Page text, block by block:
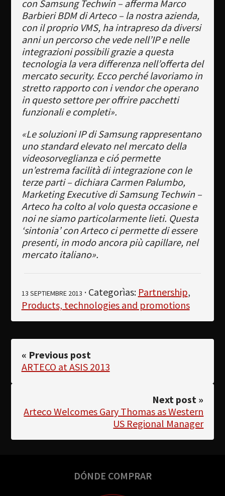
con Samsung Techwin – afferma Marco
Barbieri BDM di Arteco – la nostra azienda,
con il proprio VMS, ha intrapreso da diversi
anni un percorso che vede nell’IP e nelle
integrazioni possibili grazie a questa
tecnologia la vera differenza nell’offerta del
mercato security. Ecco perché lavoriamo in
stretto rapporto con i vendor che operano
in questo settore per offrire pacchetti
funzionali e completi».
«Le soluzioni IP di Samsung rappresentano
uno standard elevato nel mercato della
videosorveglianza e ció permette
un’estrema facilità di integrazione con le
terze parti – dichiara Carmen Palumbo,
Marketing Executive di Samsung Techwin –
Arteco ha colto al volo questa occasione e
noi ne siamo particolarmente lieti. Questa
‘sintonia’ con Arteco ci permette di essere
presenti, in modo ancora più capillare, nel
mercato italiano».
13 SEPTIEMBRE 2013 · Categorìas: Partnership,
Products, technologies and promotions
« Previous post
ARTECO at ASIS 2013
Next post »
Arteco Welcomes Gary Thomas as Western
US Regional Manager
DÓNDE COMPRAR